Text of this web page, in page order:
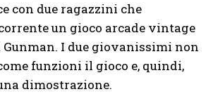
con due ragazzini che
un gioco arcade vintage
I due giovanissimi non
funzioni il gioco e, quindi,
dimostrazione.